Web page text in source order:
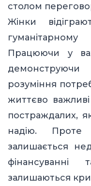
столом
Жінки
Працюючи у
демонструючи
розуміння
життєво
постраждалих,
надію. Проте
залишається
фінансуванні
залишаються